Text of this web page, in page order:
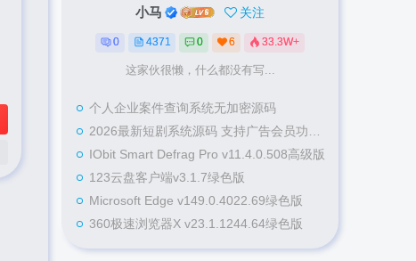
小马 关注
0 4371 0 6 33.3W+
这家伙很懒，什么都没有写...
个人企业案件查询系统无加密源码
2026最新短剧系统源码 支持广告会员功能齐全短剧源码
IObit Smart Defrag Pro v11.4.0.508高级版
123云盘客户端v3.1.7绿色版
Microsoft Edge v149.0.4022.69绿色版
360极速浏览器X v23.1.1244.64绿色版